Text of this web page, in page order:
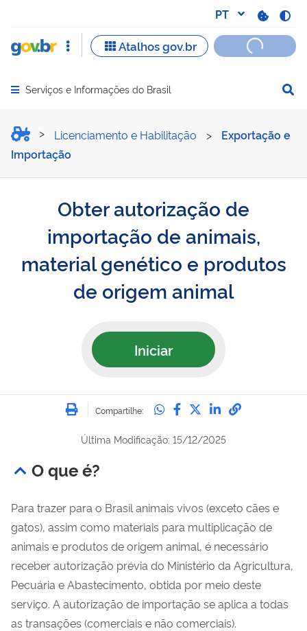
Abrir menu principal de navegação
Serviços e Informações do Brasil
Obter autorização de
Licenciamento e Habilitação >
Exportação e
Importação
Obter autorização de
importação de animais,
material genético e produtos
de origem animal
Iniciar
Imprimir
Compartilhe: Compartilhe no
Compartilhe no
Compartilhe no
Compartilhe
Última Modificação: 15/12/2025
O que é?
Para trazer para o Brasil animais vivos (exceto cães e
gatos), assim como materiais para multiplicação de
animais e produtos de origem animal, é necessário
receber autorização prévia do Ministério da Agricultura,
Pecuária e Abastecimento, obtida por meio deste
serviço. A autorização de importação se aplica a todas
as transações (comerciais e não comerciais).